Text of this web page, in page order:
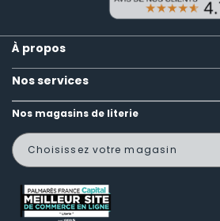
À propos
Nos services
Nos magasins de literie